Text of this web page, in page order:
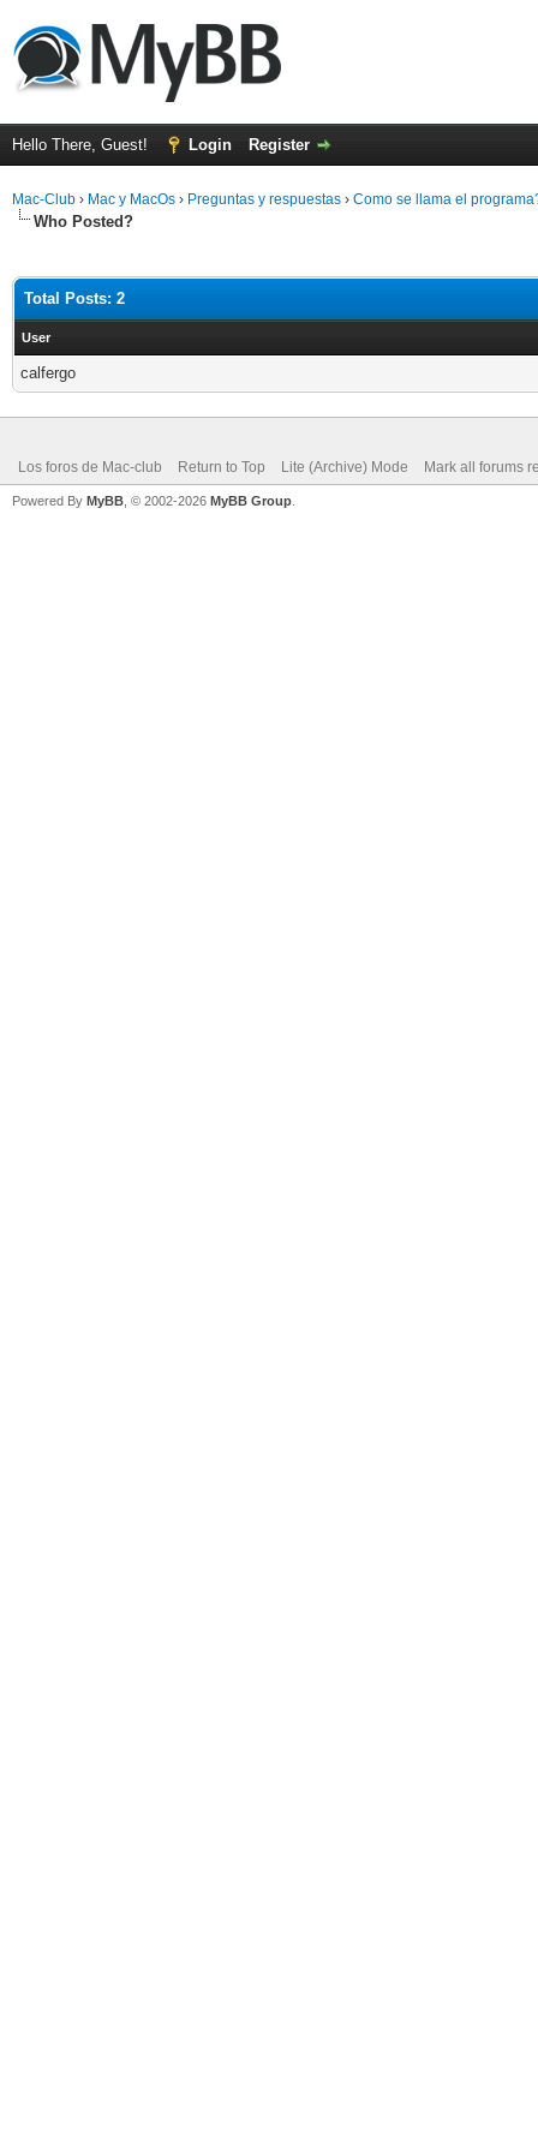
Hello There, Guest! Login Register
Mac-Club › Mac y MacOs › Preguntas y respuestas › Como se llama el
Who Posted?
Total Posts: 2
User
calfergo
Los foros de Mac-club Return to Top Lite (Archive) Mode Mark all forums
Powered By MyBB , © 2002-2026 MyBB Group